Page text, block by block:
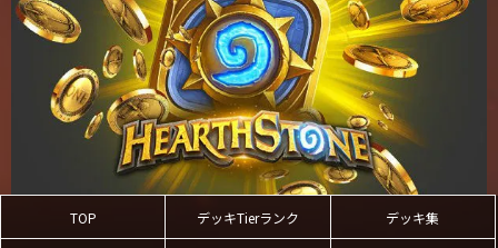
TOP デッキTierランク デッキ集